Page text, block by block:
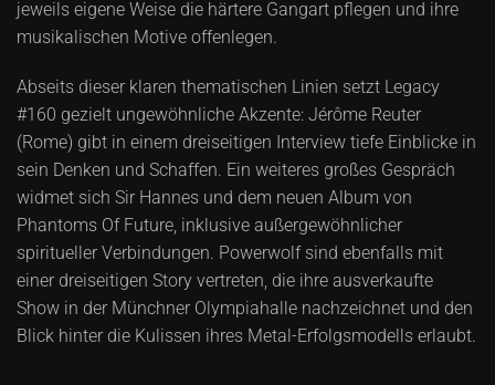
jeweils eigene Weise die härtere Gangart pflegen und ihre
musikalischen Motive offenlegen.
Abseits dieser klaren thematischen Linien setzt Legacy
#160 gezielt ungewöhnliche Akzente: Jérôme Reuter
(Rome) gibt in einem dreiseitigen Interview tiefe Einblicke in
sein Denken und Schaffen. Ein weiteres großes Gespräch
widmet sich Sir Hannes und dem neuen Album von
Phantoms Of Future, inklusive außergewöhnlicher
spiritueller Verbindungen. Powerwolf sind ebenfalls mit
einer dreiseitigen Story vertreten, die ihre ausverkaufte
Show in der Münchner Olympiahalle nachzeichnet und den
Blick hinter die Kulissen ihres Metal-Erfolgsmodells erlaubt.